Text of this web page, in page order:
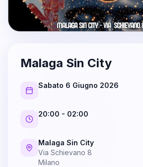
Malaga Sin City
Sabato 6 Giugno 2026
20:00 - 02:00
Malaga Sin City
Via Schievano 8
Milano